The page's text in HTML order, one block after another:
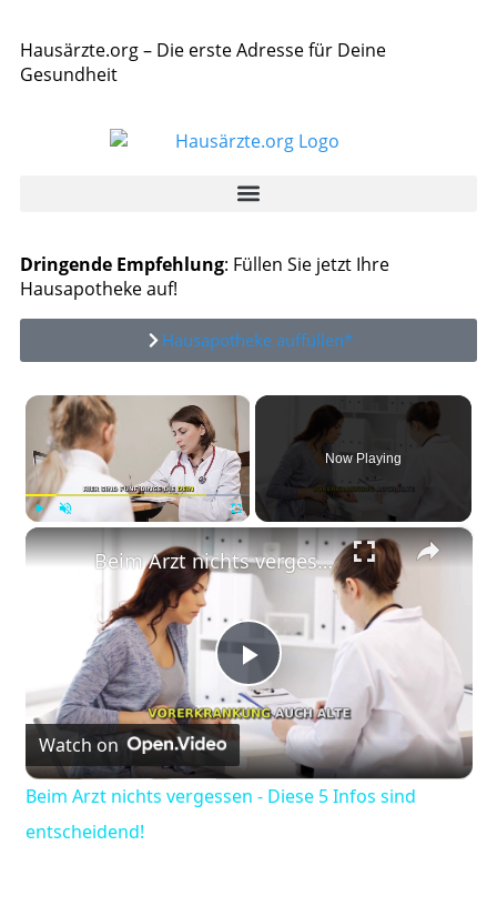
Hausärzte.org – Die erste Adresse für Deine
Gesundheit
Dringende Empfehlung: Füllen Sie jetzt Ihre
Hausapotheke auf!
Hausapotheke auffüllen*
×
Now Playing
×
Play
Video
Beim Arzt nichts vergessen - Diese 5 Infos sind entscheidend!
Watch on
Beim Arzt nichts vergessen - Diese 5 Infos sind
entscheidend!